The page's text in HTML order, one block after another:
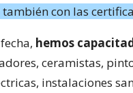
con las
hemos
ceramistas,
instalaciones